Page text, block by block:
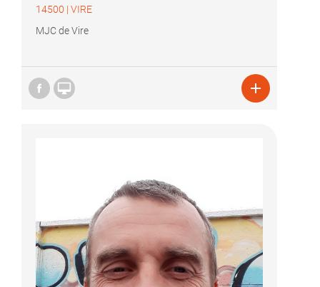
14500 | VIRE
MJC de Vire
 